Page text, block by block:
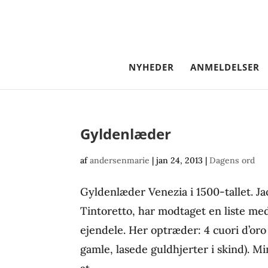
NYHEDER ANMELDELSER
Gyldenlæder
afandersenmarie |jan 24, 2013 |Dagens ord
Gyldenlæder Venezia i 1500-tallet.
Tintoretto, har modtaget en liste
ejendele. Her optræder: 4 cuori
gamle, lasede guldhjerter i skind).